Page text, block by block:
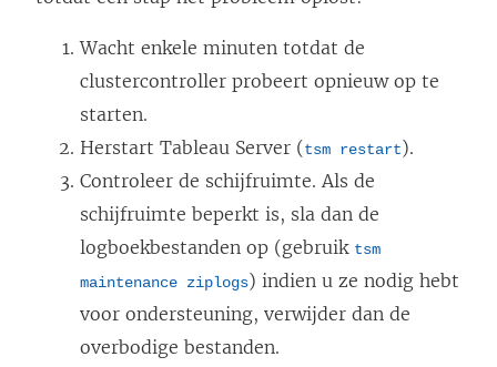
Wacht enkele minuten totdat de
clustercontroller probeert opnieuw op te
starten.
Herstart Tableau Server (tsm restart).
Controleer de schijfruimte. Als de
schijfruimte beperkt is, sla dan de
logboekbestanden op (gebruik tsm
maintenance ziplogs) indien u ze nodig hebt
voor ondersteuning, verwijder dan de
overbodige bestanden.